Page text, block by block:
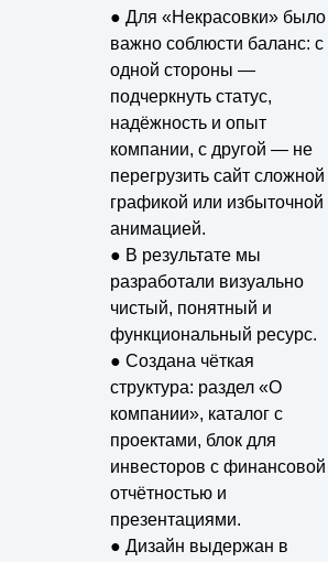
● Для «Некрасовки» было
важно соблюсти баланс: с
одной стороны —
подчеркнуть статус,
надёжность и опыт
компании, с другой — не
перегрузить сайт сложной
графикой или избыточной
анимацией.
● В результате мы
разработали визуально
чистый, понятный и
функциональный ресурс.
● Создана чёткая
структура: раздел «О
компании», каталог с
проектами, блок для
инвесторов с финансовой
отчётностью и
презентациями.
● Дизайн выдержан в